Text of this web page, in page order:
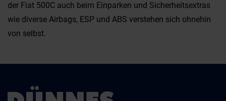
der Fiat 500C auch beim Einparken und Sicherheitsextras
wie diverse Airbags, ESP und ABS verstehen sich ohnehin
von selbst.